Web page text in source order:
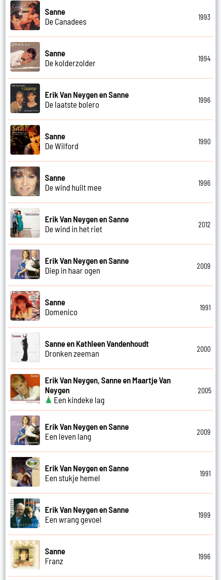
Sanne
De Canadees
1993
Sanne
De kolderzolder
1994
Erik Van Neygen en Sanne
De laatste bolero
1996
Sanne
De Wilford
1990
Sanne
De wind huilt mee
1996
Erik Van Neygen en Sanne
De wind in het riet
2012
Erik Van Neygen en Sanne
Diep in haar ogen
2009
Sanne
Domenico
1991
Sanne en Kathleen Vandenhoudt
Dronken zeeman
2000
Erik Van Neygen, Sanne en Maartje Van
Neygen
Een kindeke lag
2005
Erik Van Neygen en Sanne
Een leven lang
2009
Erik Van Neygen en Sanne
Een stukje hemel
1991
Erik Van Neygen en Sanne
Een wrang gevoel
1999
Sanne
Franz
1996